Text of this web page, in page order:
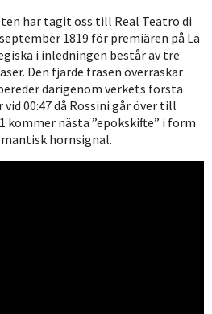
har tagit oss till Real Teatro di
1819 för premiären på La
i inledningen består av tre
Den fjärde frasen överraskar
därigenom verkets första
00:47 då Rossini går över till
kommer nästa ”epokskifte” i form
hornsignal.